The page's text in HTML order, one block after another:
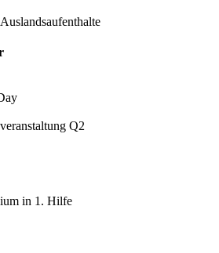
Q2
in 1. Hilfe